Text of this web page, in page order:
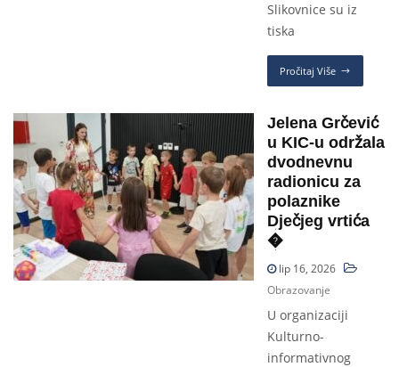
Slikovnice su iz
tiska
Pročitaj Više
Jelena Grčević
u KIC-u održala
dvodnevnu
radionicu za
polaznike
Dječjeg vrtića
�
lip 16, 2026
Obrazovanje
U organizaciji
Kulturno-
informativnog